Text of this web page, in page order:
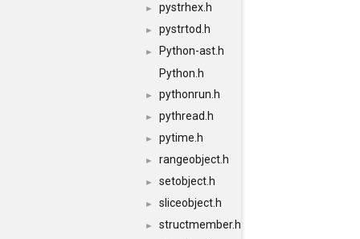
► pystrhex.h
► pystrtod.h
►
Python-ast.h
Python.h
► pythonrun.h
► pythread.h
► pytime.h
► rangeobject.h
► setobject.h
► sliceobject.h
► structmember.h